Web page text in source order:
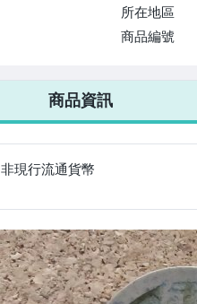
所在地區
商品編號
7-
商品資訊
非現行流通貨幣